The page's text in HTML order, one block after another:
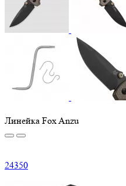
Линейка Fox Anzu
24350